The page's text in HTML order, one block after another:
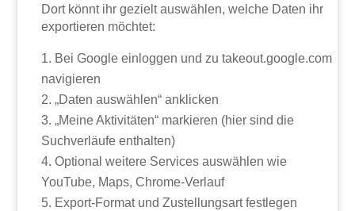
Dort könnt ihr gezielt auswählen, welche Daten ihr
exportieren möchtet:
Bei Google einloggen und zu takeout.google.com
navigieren
„Daten auswählen“ anklicken
„Meine Aktivitäten“ markieren (hier sind die
Suchverläufe enthalten)
Optional weitere Services auswählen wie
YouTube, Maps, Chrome-Verlauf
Export-Format und Zustellungsart festlegen